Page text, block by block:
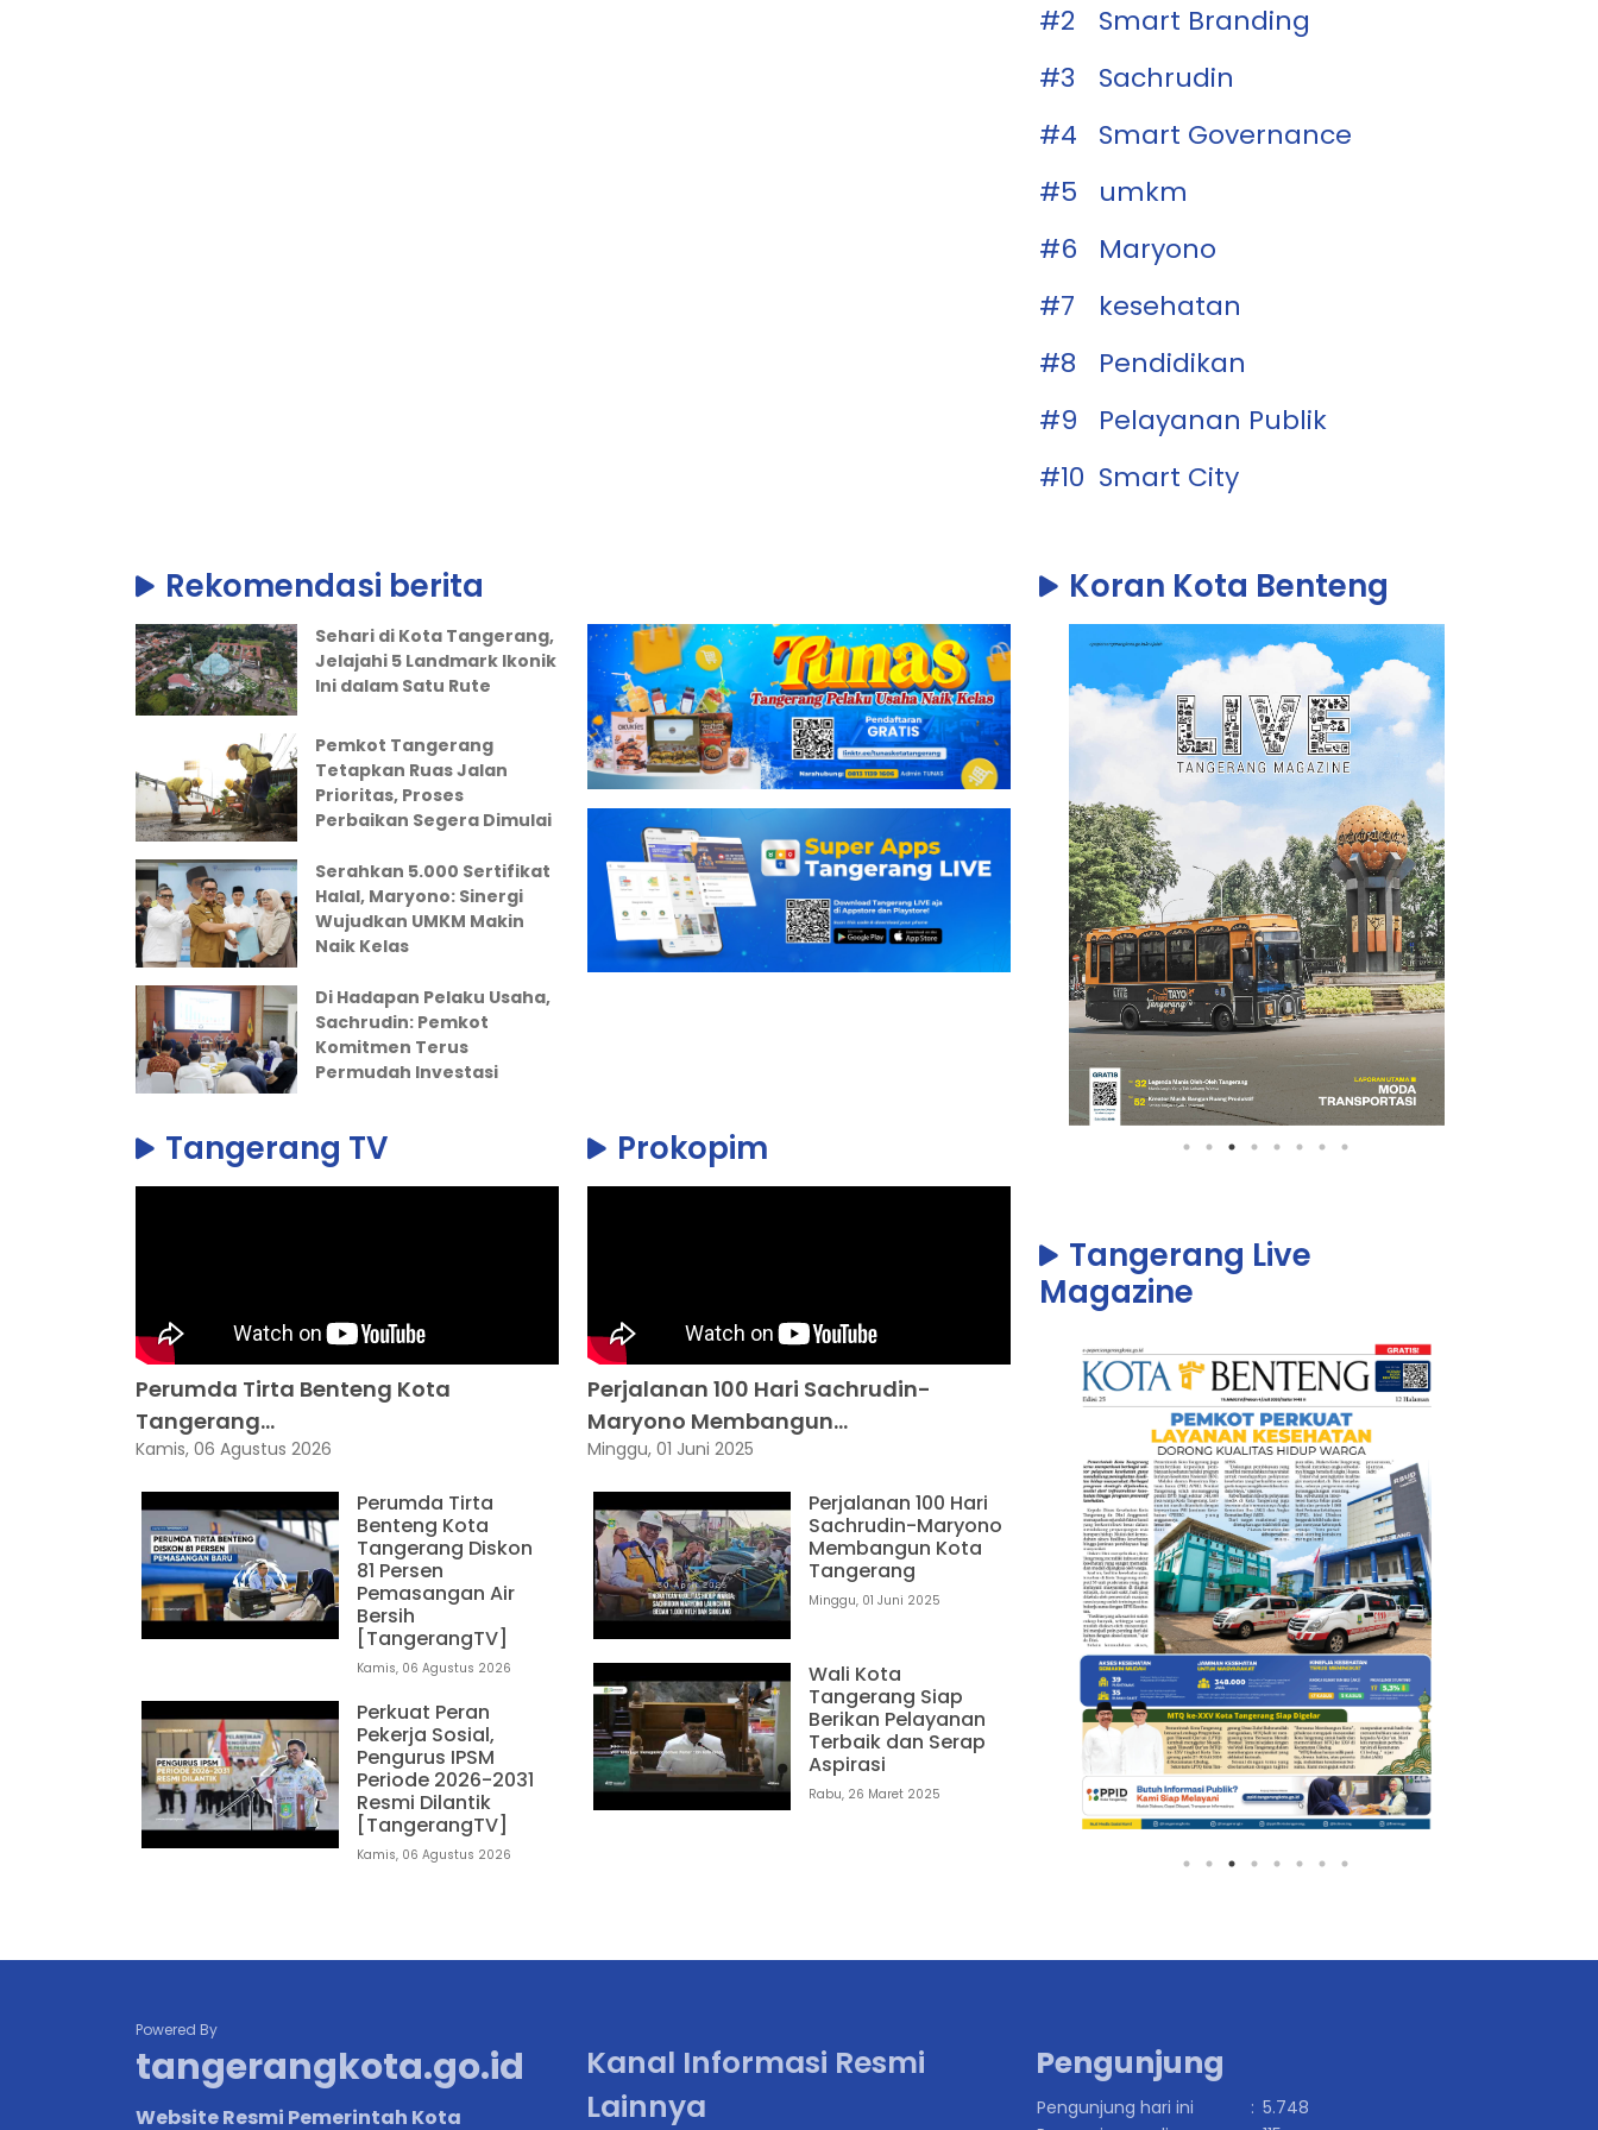
#2
Smart Branding
#3
Sachrudin
#4
Smart Governance
#5
umkm
#6
Maryono
#7
kesehatan
#8
Pendidikan
#9
Pelayanan Publik
#10 Smart City
Rekomendasi berita
Sehari di Kota Tangerang,
Jelajahi 5 Landmark Ikonik
Ini dalam Satu Rute
Pemkot Tangerang
Tetapkan Ruas Jalan
Prioritas, Proses
Perbaikan Segera Dimulai
Serahkan 5.000 Sertifikat
Halal, Maryono: Sinergi
Wujudkan UMKM Makin
Naik Kelas
Di Hadapan Pelaku Usaha,
Sachrudin: Pemkot
Komitmen Terus
Permudah Investasi
Tangerang TV
Perumda Tirta Benteng Kota
Tangerang...
Kamis, 06 Agustus 2026
Perumda Tirta
Benteng Kota
Tangerang Diskon
81 Persen
Pemasangan Air
Bersih
[TangerangTV]
Kamis, 06 Agustus 2026
Perkuat Peran
Pekerja Sosial,
Pengurus IPSM
Periode 2026-2031
Resmi Dilantik
[TangerangTV]
Kamis, 06 Agustus 2026
Prokopim
Perjalanan 100 Hari Sachrudin-
Maryono Membangun...
Minggu, 01 Juni 2025
Perjalanan 100 Hari
Sachrudin-Maryono
Membangun Kota
Tangerang
Minggu, 01 Juni 2025
Wali Kota
Tangerang Siap
Berikan Pelayanan
Terbaik dan Serap
Aspirasi
Rabu, 26 Maret 2025
Koran Kota Benteng
Tangerang Live
Magazine
Powered By
tangerangkota.go.id
Website Resmi Pemerintah Kota
Kanal Informasi Resmi
Lainnya
Pengunjung
Pengunjung hari ini : 5.748